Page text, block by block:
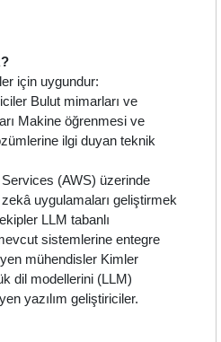
için uygundur:
Bulut mimarları ve
Makine öğrenmesi ve
ilgi duyan teknik
(AWS) üzerinde
uygulamaları geliştirmek
LLM tabanlı
sistemlerine entegre
mühendisler Kimler
dil modellerini (LLM)
yazılım geliştiriciler.